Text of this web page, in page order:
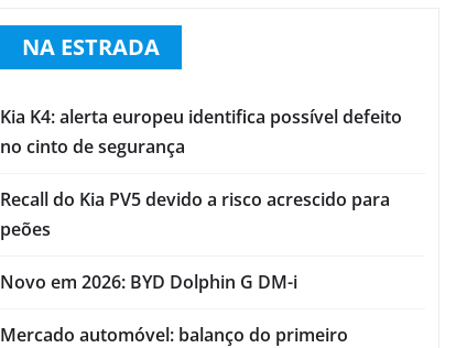
NA ESTRADA
Kia K4: alerta europeu identifica possível defeito
no cinto de segurança
Recall do Kia PV5 devido a risco acrescido para
peões
Novo em 2026: BYD Dolphin G DM-i
Mercado automóvel: balanço do primeiro